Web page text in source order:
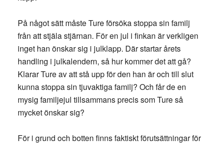
På något sätt måste Ture försöka stoppa sin familj
från att stjäla stjärnan. För en jul i finkan är verkligen
inget han önskar sig i julklapp. Där startar årets
handling i julkalendern, så hur kommer det att gå?
Klarar Ture av att stå upp för den han är och till slut
kunna stoppa sin tjuvaktiga familj? Och får de en
mysig familjejul tillsammans precis som Ture så
mycket önskar sig?
För i grund och botten finns faktiskt förutsättningar för